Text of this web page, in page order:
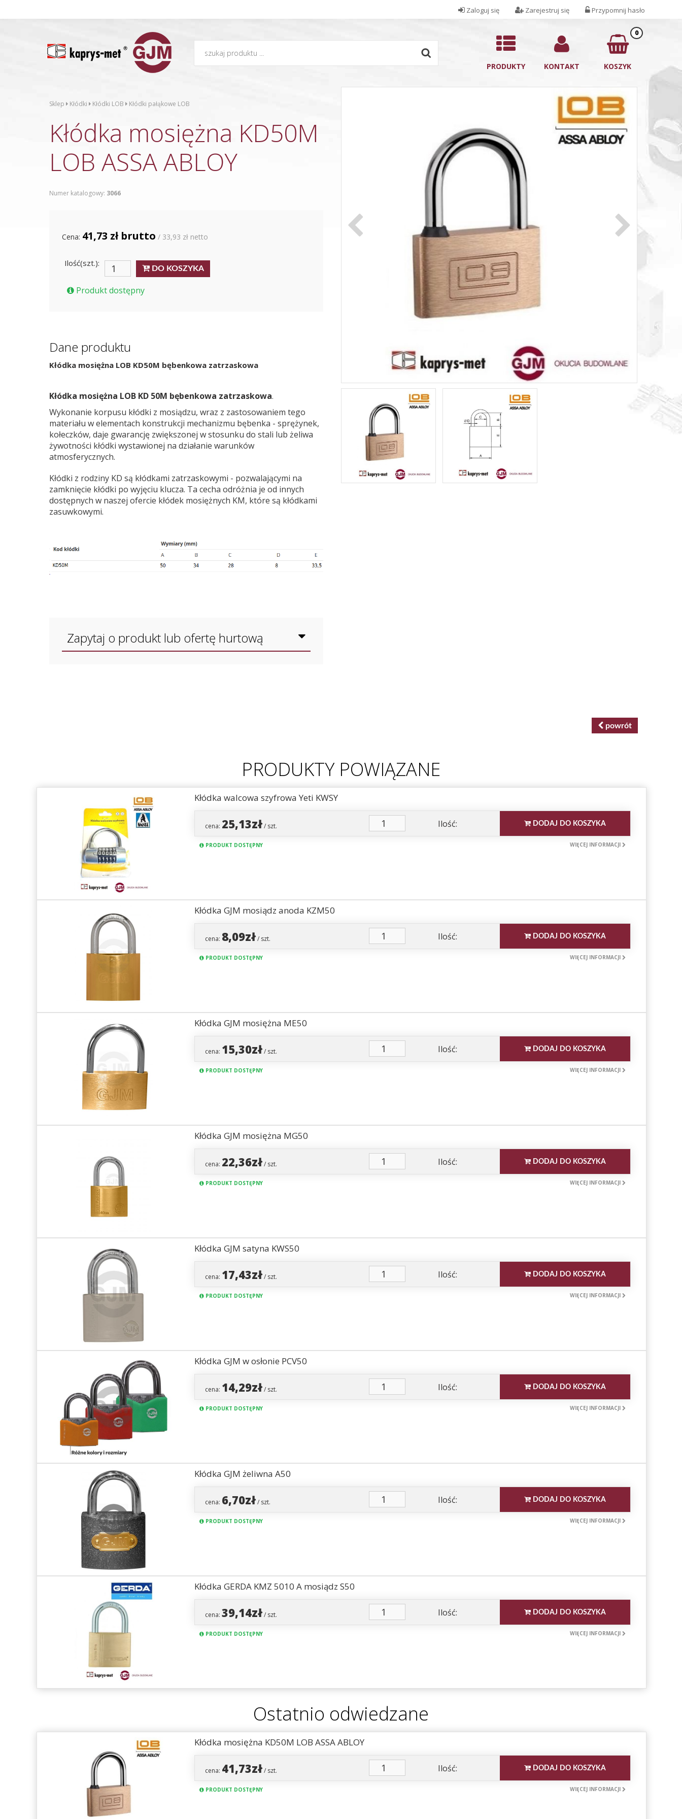
Przypomnij hasło
Zarejestruj się
Zaloguj się
PRODUKTY KONTAKT
0
KOSZYK
Sklep Kłódki Kłódki LOB Kłódki pałąkowe LOB
Kłódka mosiężna KD50M
LOB ASSA ABLOY
Numer katalogowy: 3066
Cena: 41,73 zł brutto / 33,93 zł netto
Ilość(szt.):
DO KOSZYKA
Produkt dostępny
Dane produktu
Kłódka mosiężna LOB KD50M bębenkowa zatrzaskowa
Kłódka mosiężna LOB KD 50M bębenkowa zatrzaskowa.
Wykonanie korpusu kłódki z mosiądzu, wraz z zastosowaniem tego
materiału w elementach konstrukcji mechanizmu bębenka - sprężynek,
kołeczków, daje gwarancję zwiększonej w stosunku do stali lub żeliwa
żywotności kłódki wystawionej na działanie warunków
atmosferycznych.
Kłódki z rodziny KD są kłódkami zatrzaskowymi - pozwalającymi na
zamknięcie kłódki po wyjęciu klucza. Ta cecha odróżnia je od innych
dostępnych w naszej ofercie kłódek mosiężnych KM, które są kłódkami
zasuwkowymi.
Zapytaj o produkt lub ofertę hurtową
powrót
PRODUKTY POWIĄZANE
Kłódka walcowa szyfrowa Yeti KWSY
cena: 25,13zł/ szt. Ilość: DODAJ DO KOSZYKA
PRODUKT DOSTĘPNY WIĘCEJ INFORMACJI
Kłódka GJM mosiądz anoda KZM50
cena: 8,09zł/ szt. Ilość: DODAJ DO KOSZYKA
PRODUKT DOSTĘPNY WIĘCEJ INFORMACJI
Kłódka GJM mosiężna ME50
cena: 15,30zł/ szt. Ilość: DODAJ DO KOSZYKA
PRODUKT DOSTĘPNY WIĘCEJ INFORMACJI
Kłódka GJM mosiężna MG50
cena: 22,36zł/ szt. Ilość: DODAJ DO KOSZYKA
PRODUKT DOSTĘPNY WIĘCEJ INFORMACJI
Kłódka GJM satyna KWS50
cena: 17,43zł/ szt. Ilość: DODAJ DO KOSZYKA
PRODUKT DOSTĘPNY WIĘCEJ INFORMACJI
Kłódka GJM w osłonie PCV50
cena: 14,29zł/ szt. Ilość: DODAJ DO KOSZYKA
PRODUKT DOSTĘPNY WIĘCEJ INFORMACJI
Kłódka GJM żeliwna A50
cena: 6,70zł/ szt. Ilość: DODAJ DO KOSZYKA
PRODUKT DOSTĘPNY WIĘCEJ INFORMACJI
Kłódka GERDA KMZ 5010 A mosiądz S50
cena: 39,14zł/ szt. Ilość: DODAJ DO KOSZYKA
PRODUKT DOSTĘPNY WIĘCEJ INFORMACJI
Ostatnio odwiedzane
Kłódka mosiężna KD50M LOB ASSA ABLOY
cena: 41,73zł/ szt. Ilość: DODAJ DO KOSZYKA
PRODUKT DOSTĘPNY WIĘCEJ INFORMACJI